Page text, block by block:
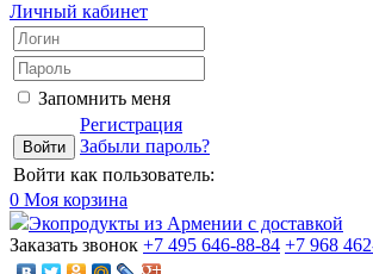
Личный кабинет
Запомнить меня
Регистрация
Забыли пароль?
Войти как пользователь:
0 Моя корзина
Экопродукты из Армении с доставкой
Заказать звонок +7 495 646-88-84 +7 968